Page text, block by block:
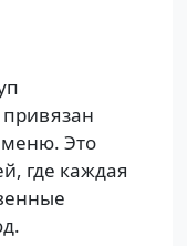
Это
где каждая